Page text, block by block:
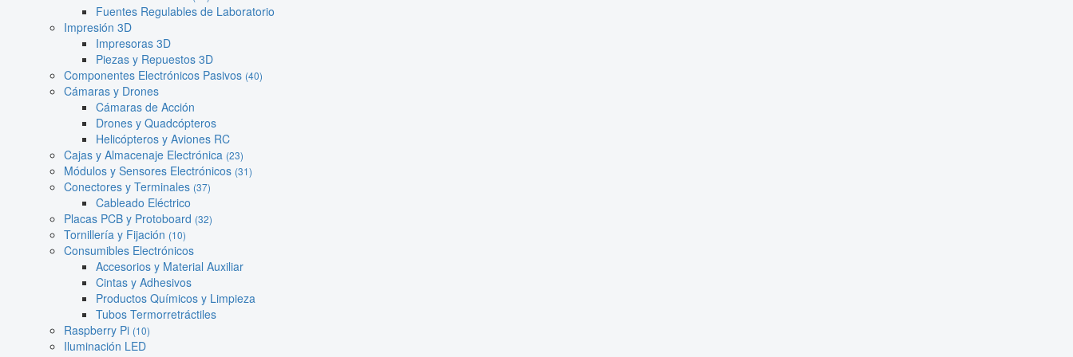
Fuentes Regulables de Laboratorio
Impresión 3D
Impresoras 3D
Piezas y Repuestos 3D
Componentes Electrónicos Pasivos (40)
Cámaras y Drones
Cámaras de Acción
Drones y Quadcópteros
Helicópteros y Aviones RC
Cajas y Almacenaje Electrónica (23)
Módulos y Sensores Electrónicos (31)
Conectores y Terminales (37)
Cableado Eléctrico
Placas PCB y Protoboard (32)
Tornillería y Fijación (10)
Consumibles Electrónicos
Accesorios y Material Auxiliar
Cintas y Adhesivos
Productos Químicos y Limpieza
Tubos Termorretráctiles
Raspberry Pi (10)
Iluminación LED